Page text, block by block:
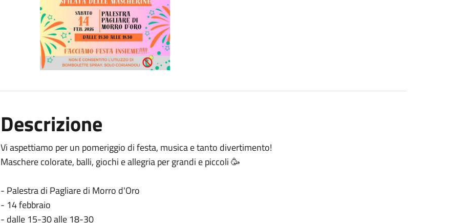
Descrizione
Vi aspettiamo per un pomeriggio di festa, musica e tanto divertimento!
Maschere colorate, balli, giochi e allegria per grandi e piccoli 🥳
- Palestra di Pagliare di Morro d'Oro
- 14 febbraio
- dalle 15-30 alle 18-30